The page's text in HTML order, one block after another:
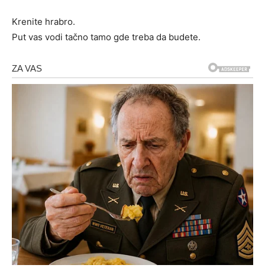
Krenite hrabro.
Put vas vodi tačno tamo gde treba da budete.